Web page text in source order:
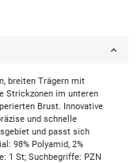
breiten Trägern mit
Strickzonen im unteren
Brust. Innovative
und schnelle
und passt sich
98% Polyamid, 2%
1 St; Suchbegriffe: PZN